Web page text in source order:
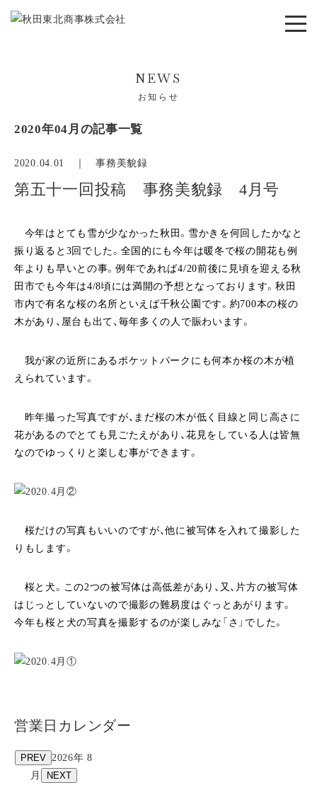
NEWS
お知らせ
2020年04月の記事一覧
2020.04.01 ｜事務美貌録
第五十一回投稿 事務美貌録 4月号
今年はとても雪が少なかった秋田。雪かきを何回したかなと
振り返ると3回でした。全国的にも今年は暖冬で桜の開花も例
年よりも早いとの事。例年であれば4/20前後に見頃を迎える秋
田市でも今年は4/8頃には満開の予想となっております。秋田
市内で有名な桜の名所といえば千秋公園です。約700本の桜の
木があり、屋台も出て、毎年多くの人で賑わいます。
我が家の近所にあるポケットパークにも何本か桜の木が植
えられています。
昨年撮った写真ですが、まだ桜の木が低く目線と同じ高さに
花があるのでとても見ごたえがあり、花見をしている人は皆無
なのでゆっくりと楽しむ事ができます。
桜だけの写真もいいのですが、他に被写体を入れて撮影した
りもします。
桜と犬。この2つの被写体は高低差があり、又、片方の被写体
はじっとしていないので撮影の難易度はぐっとあがります。
今年も桜と犬の写真を撮影するのが楽しみな「さ」でした。
営業日カレンダー
PREV 2026年 8
月
NEXT